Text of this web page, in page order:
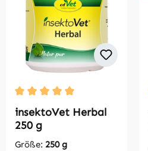
Durchschnittliche Bewertung
insektoVet Herbal
250 g
Größe: 250 g